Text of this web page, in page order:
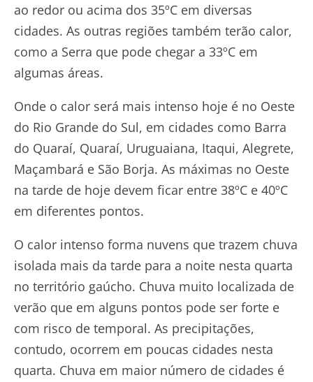
ao redor ou acima dos 35ºC em diversas
cidades. As outras regiões também terão calor,
como a Serra que pode chegar a 33ºC em
algumas áreas.
Onde o calor será mais intenso hoje é no Oeste
do Rio Grande do Sul, em cidades como Barra
do Quaraí, Quaraí, Uruguaiana, Itaqui, Alegrete,
Maçambará e São Borja. As máximas no Oeste
na tarde de hoje devem ficar entre 38ºC e 40ºC
em diferentes pontos.
O calor intenso forma nuvens que trazem chuva
isolada mais da tarde para a noite nesta quarta
no território gaúcho. Chuva muito localizada de
verão que em alguns pontos pode ser forte e
com risco de temporal. As precipitações,
contudo, ocorrem em poucas cidades nesta
quarta. Chuva em maior número de cidades é